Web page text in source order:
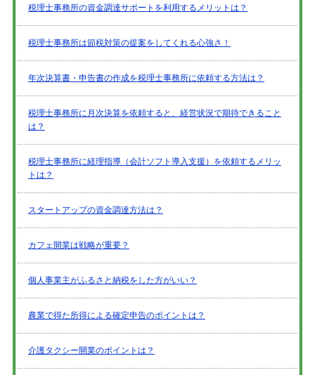
税理士事務所の資金調達サポートを利用するメリットは？
税理士事務所は節税対策の提案をしてくれる心強さ！
年次決算書・申告書の作成を税理士事務所に依頼する方法は？
税理士事務所に月次決算を依頼すると、経営状況で期待できること
は？
税理士事務所に経理指導（会計ソフト導入支援）を依頼するメリッ
トは？
スタートアップの資金調達方法は？
カフェ開業は戦略が重要？
個人事業主がふるさと納税をした方がいい？
農業で得た所得による確定申告のポイントは？
介護タクシー開業のポイントは？